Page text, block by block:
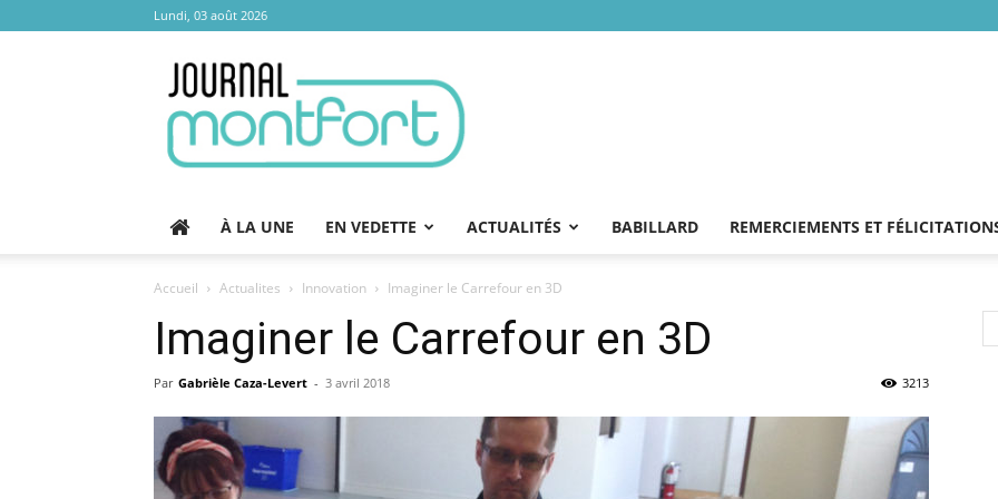
Lundi, 03 août 2026
Montfort
À LA UNE EN VEDETTE ACTUALITÉS BABILLARD REMERCIEMENTS ET
Accueil Actualites Innovation Imaginer le Carrefour en 3D
Imaginer le Carrefour en 3D
Par Gabrièle Caza-Levert - 3 avril 2018 3213